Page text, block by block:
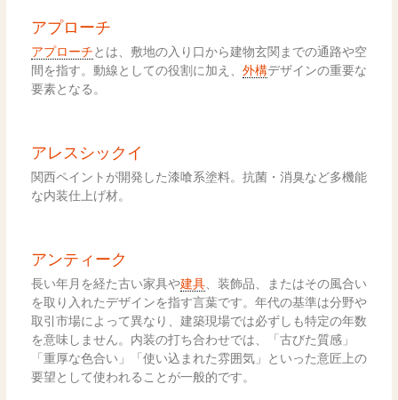
アプローチ
アプローチとは、敷地の入り口から建物玄関までの通路や空
間を指す。動線としての役割に加え、 外構デザインの重要な
要素となる。
アレスシックイ
関西ペイントが開発した漆喰系塗料。抗菌・消臭など多機能
な内装仕上げ材。
アンティーク
長い年月を経た古い家具や建具、装飾品、またはその風合い
を取り入れたデザインを指す言葉です。年代の基準は分野や
取引市場によって異なり、建築現場では必ずしも特定の年数
を意味しません。内装の打ち合わせでは、「古びた質感」
「重厚な色合い」「使い込まれた雰囲気」といった意匠上の
要望として使われることが一般的です。